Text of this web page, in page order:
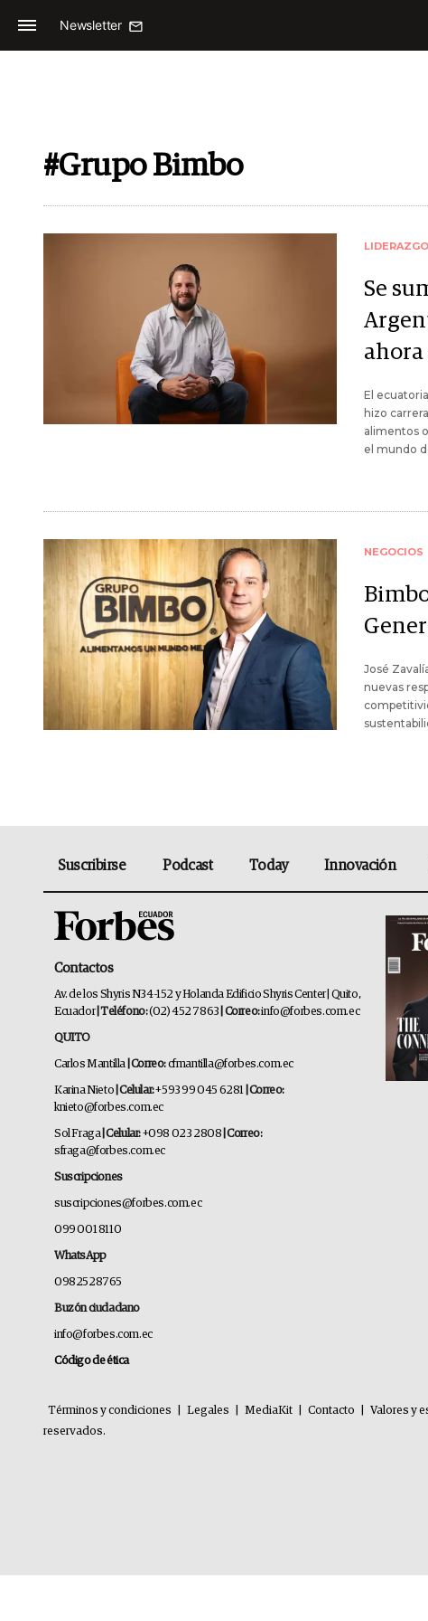
Newsletter
#Grupo Bimbo
LIDERAZGO
Se
ahora
El
hizo
alimentos
el mundo
NEGOCIOS
José
nuevas
Suscribirse Podcast Today Innovación
Contactos
Av. de los Shyris N34-152 y Holanda Edificio Shyris Center | Quito,
Ecuador | Teléfono:(02) 452 7863 | Correo:info@forbes.com.ec
QUITO
Carlos Mantilla | Correo:cfmantilla@forbes.com.ec
Karina Nieto | Celular:+593 99 045 6281 | Correo:
knieto@forbes.com.ec
Sol Fraga| Celular:+098 023 2808 | Correo:
sfraga@forbes.com.ec
Suscripciones
suscripciones@forbes.com.ec
099 001 8110
WhatsApp
0982528765
Buzón ciudadano
info@forbes.com.ec
Código de ética
Términos y condiciones Legales MediaKit Contacto Valores y
reservados.